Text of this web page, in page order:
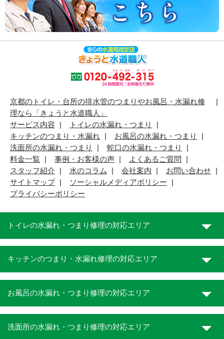
京都のトイレ・台所の排水管のつまりやお風呂・水漏れ修
理なら「きょうと水道職人」
サービス内容
トイレの水漏れ・つまり
キッチンのつまり・水漏れ
お風呂の水漏れ・つまり
洗面所の水漏れ・つまり
蛇口の水漏れ・つまり
料金一覧
事例・お客様の声
よくあるご質問
スタッフ紹介
水のコラム 会社案内
お問い合わせ
サイトマップ
ソーシャルメディアポリシー
プライバシーポリシー
トイレの水漏れ・つまり修理の対応エリア
キッチンのつまり・水漏れ修理の対応エリア
お風呂の水漏れ・つまり修理の対応エリア
洗面所の水漏れ・つまり修理の対応エリア